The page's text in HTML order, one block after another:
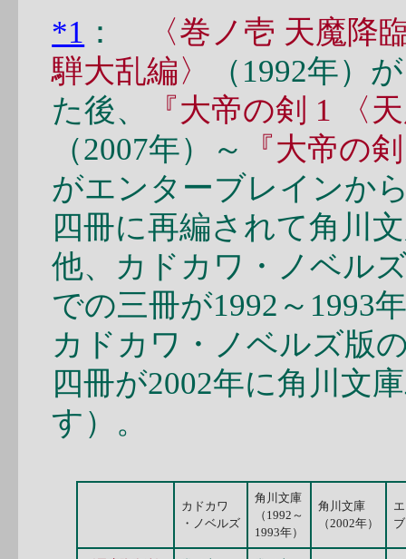
*1 ：
〈巻ノ壱 天魔降
騨大乱編〉
（1992年）
た後、
『大帝の剣 1 〈
（2007年）～
『大帝の
がエンターブレインか
四冊に再編されて角川
他、カドカワ・ノベル
での三冊が1992～1993
カドカワ・ノベルズ版
四冊が2002年に角川文
す）。
カドカワ
・ノベルズ
角川文庫
（1992～
1993年）
角川文庫
（2002年）